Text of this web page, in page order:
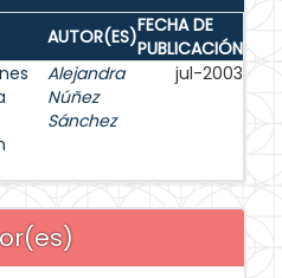
AUTOR(ES)FECHA DE
PUBLICACIÓN
Alejandra
Núñez
Sánchez
jul-2003